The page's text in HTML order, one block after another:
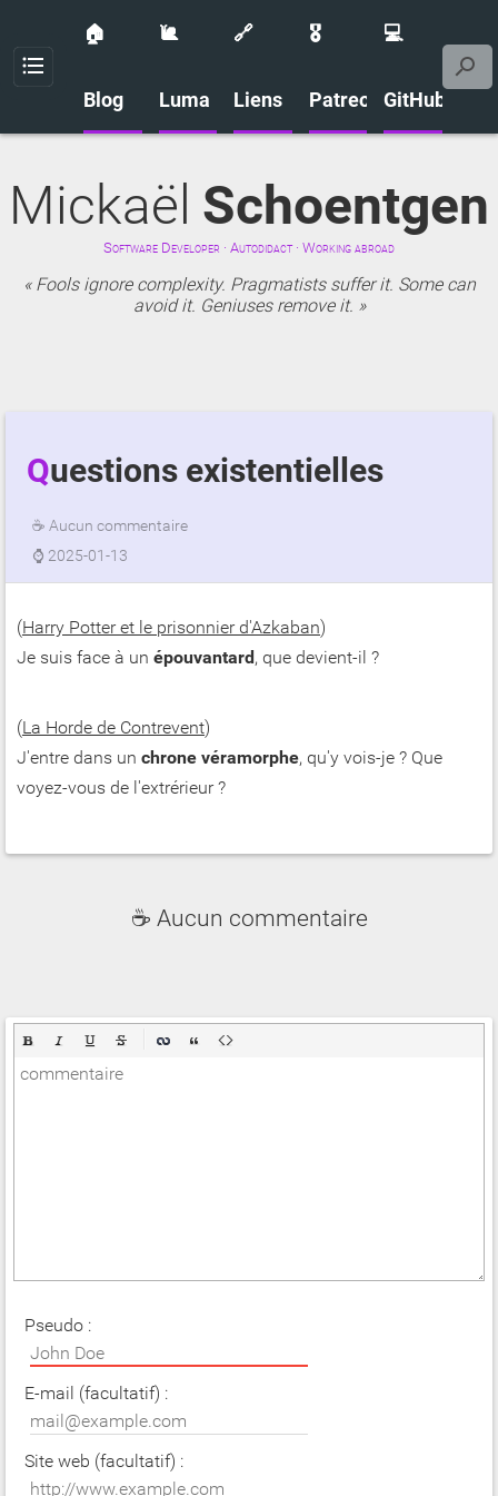
Menu
🏠
Blog
🐌
Luma
🔗
Liens
🎖️
Patreon
💻
GitHub
Mickaël Schoentgen
Software Developer · Autodidact · Working abroad
Fools ignore complexity. Pragmatists suffer it. Some can
avoid it. Geniuses remove it.
Questions existentielles
☕ Aucun commentaire
⌚ 2025-01-13
(Harry Potter et le prisonnier d'Azkaban)
Je suis face à un épouvantard , que devient-il ?
(La Horde de Contrevent)
J'entre dans un chrone véramorphe, qu'y vois-je ? Que
voyez-vous de l'extrérieur ?
☕ Aucun commentaire
Pseudo :
E-mail (facultatif) :
Site web (facultatif) :